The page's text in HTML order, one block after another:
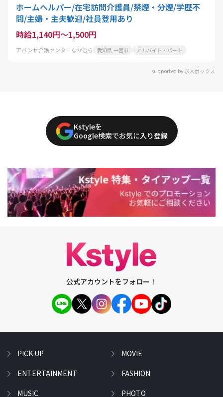
ホームヘルパー/在宅訪問介護員/禁煙・分煙/学歴不
問/主婦・主夫歓迎/社員登用あり
時給1,140円～1,500円
アバンセ介護センターなかむら 愛知県 一宮市 アルバイト・パート
supported by 求人ボックス
Kstyleを
Google検索でお気に入り登録
公式アカウントをフォロー！
PICK UP
ENTERTAINMENT
MUSIC
MOVIE
FASHION
PHOTO